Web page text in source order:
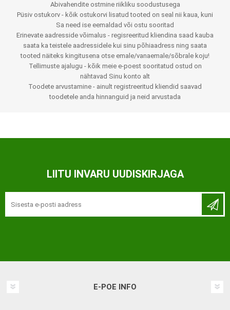
Abivahendite ostmine riikliku soodustusega
Püsiv ostukorv - kõik ostukorvi lisatud tooted on seal nii kaua, kuni
Sa need ise eemaldad või ostu sooritad
Erinevate aadresside võimalus - regisreeritud kliendina saad kauba
saata ka teistele aadressidele kui sinu põhiaadress ning saata
tooted näiteks kingitusena otse emale/vanaemale/sõbrale koju!
Tellimuste ajalugu - kõik meie e-poest sooritatud ostud on
nähtavad Sinu konto alt
Toodete arvustamine - ainult registreeritud kliendid saavad
toodetele anda hinnanguid ja neid arvustada
LIITU INVARU UUDISKIRJAGA
E-POE INFO